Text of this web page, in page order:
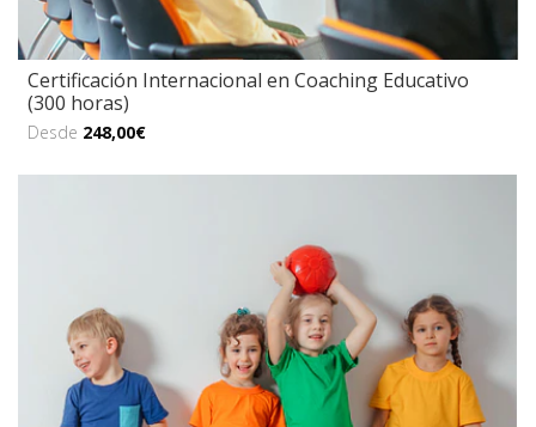
Certificación Internacional en Coaching Educativo
(300 horas)
Desde 248,00€